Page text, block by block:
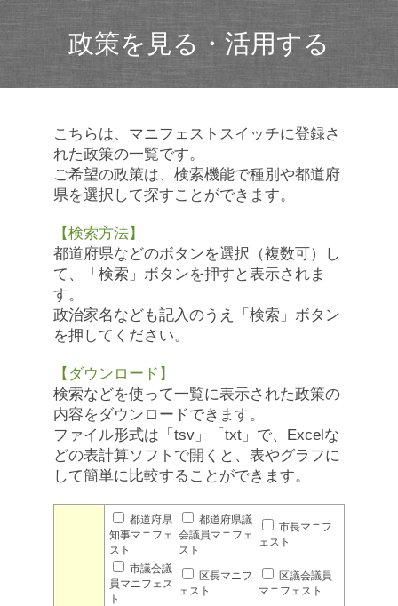
政策を見る・活用する
こちらは、マニフェストスイッチに登録さ
れた政策の一覧です。
ご希望の政策は、検索機能で種別や都道府
県を選択して探すことができます。
【検索方法】
都道府県などのボタンを選択（複数可）し
て、「検索」ボタンを押すと表示されま
す。
政治家名なども記入のうえ「検索」ボタン
を押してください。
【ダウンロード】
検索などを使って一覧に表示された政策の
内容をダウンロードできます。
ファイル形式は「tsv」「txt」で、Excelな
どの表計算ソフトで開くと、表やグラフに
して簡単に比較することができます。
都道府県
知事マニフェ
スト
都道府県議
会議員マニフェ
スト
市長マニフ
ェスト
市議会議
員マニフェス
ト
区長マニフ
ェスト
区議会議員
マニフェスト